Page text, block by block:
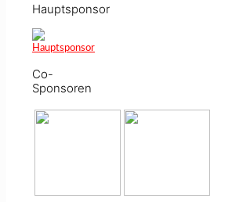
Hauptsponsor
Co-
Sponsoren